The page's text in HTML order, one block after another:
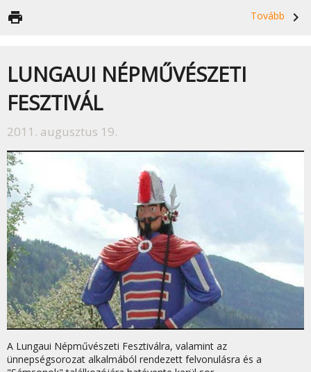
Tovább
navigate_next
print
LUNGAUI NÉPMŰVÉSZETI
FESZTIVÁL
2011. augusztus 19.
A Lungaui Népművészeti Fesztiválra, valamint az
ünnepségsorozat alkalmából rendezett felvonulásra és a